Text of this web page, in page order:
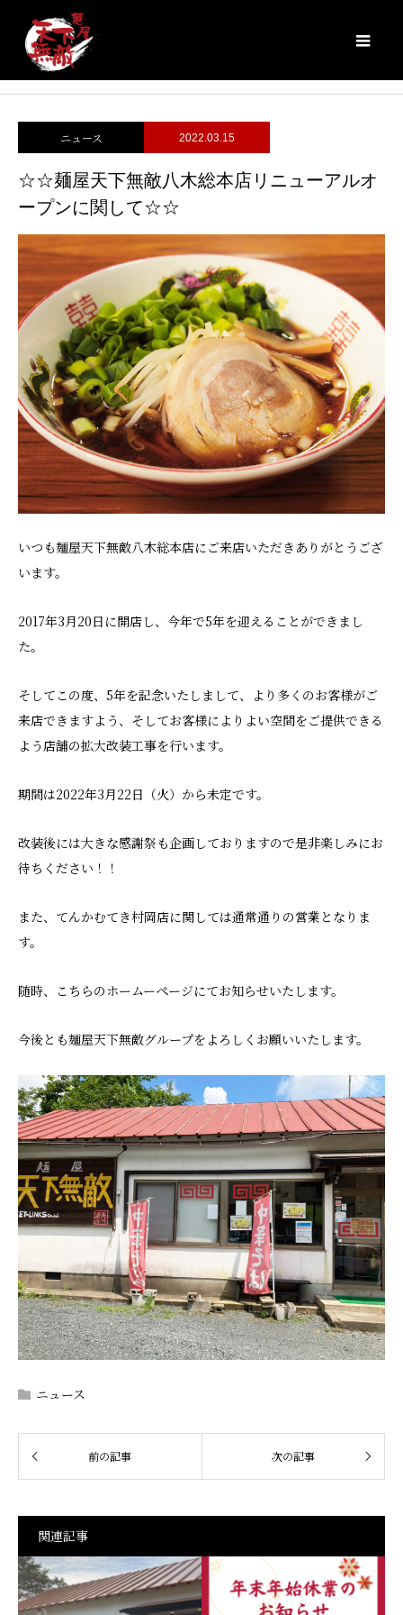
ブログ
ニュース 2022.03.15
☆☆麺屋天下無敵八木総本店リニューアルオ
ープンに関して☆☆
いつも麺屋天下無敵八木総本店にご来店いただきありがとうござ
います。
2017年3月20日に開店し、今年で5年を迎えることができまし
た。
そしてこの度、5年を記念いたしまして、より多くのお客様がご
来店できますよう、そしてお客様によりよい空間をご提供できる
よう店舗の拡大改装工事を行います。
期間は2022年3月22日（火）から未定です。
改装後には大きな感謝祭も企画しておりますので是非楽しみにお
待ちください！！
また、てんかむてき村岡店に関しては通常通りの営業となりま
す。
随時、こちらのホームーページにてお知らせいたします。
今後とも麺屋天下無敵グループをよろしくお願いいたします。
ニュース
関連記事